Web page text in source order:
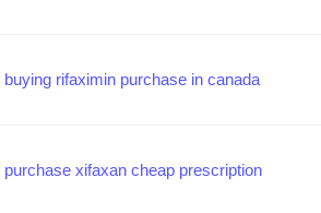
buying rifaximin purchase in canada
purchase xifaxan cheap prescription